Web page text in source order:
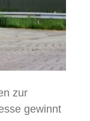
zur
gewinnt